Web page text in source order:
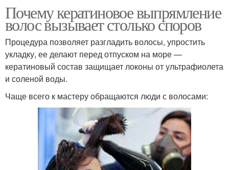
Почему кератиновое выпрямление
волос вызывает столько споров
Процедура позволяет разгладить волосы, упростить
укладку, ее делают перед отпуском на море —
кератиновый состав защищает локоны от ультрафиолета
и соленой воды.
Чаще всего к мастеру обращаются люди с волосами: